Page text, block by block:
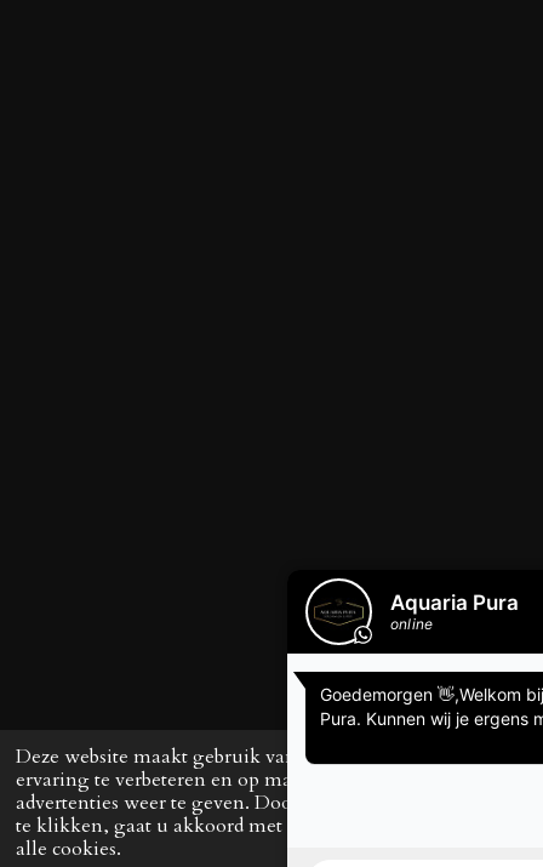
Deze website maakt gebruik van cookies om uw
ervaring te verbeteren en op maat gemaakte
advertenties weer te geven. Door op ‘Accepteren’
te klikken, gaat u akkoord met het gebruik van
alle cookies.